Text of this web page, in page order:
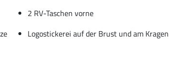
2 RV-Taschen vorne
Logostickerei auf der Brust und am Kragen